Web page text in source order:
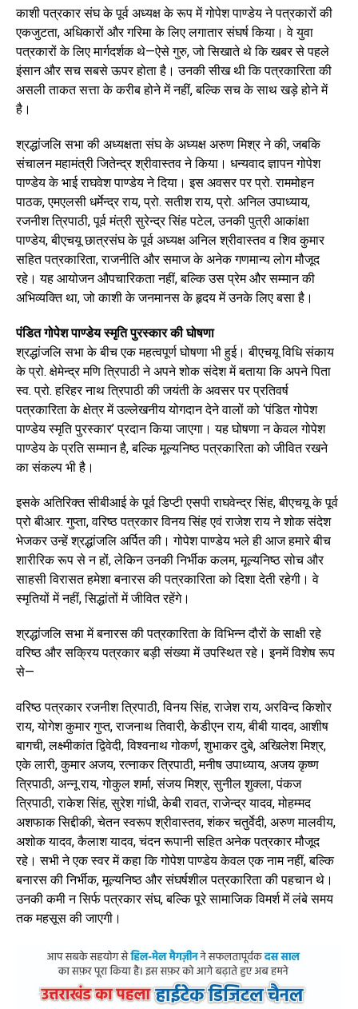
काशी पत्रकार संघ के पूर्व अध्यक्ष के रूप में गोपेश पाण्डेय ने पत्रकारों की
एकजुटता, अधिकारों और गरिमा के लिए लगातार संघर्ष किया। वे युवा
पत्रकारों के लिए मार्गदर्शक थे—ऐसे गुरु, जो सिखाते थे कि खबर से पहले
इंसान और सच सबसे ऊपर होता है। उनकी सीख थी कि पत्रकारिता की
असली ताकत सत्ता के करीब होने में नहीं, बल्कि सच के साथ खड़े होने में
है।
श्रद्धांजलि सभा की अध्यक्षता संघ के अध्यक्ष अरुण मिश्र ने की, जबकि
संचालन महामंत्री जितेन्द्र श्रीवास्तव ने किया। धन्यवाद ज्ञापन गोपेश
पाण्डेय के भाई राघवेश पाण्डेय ने दिया। इस अवसर पर प्रो. राममोहन
पाठक, एमएलसी धर्मेन्द्र राय, प्रो. सतीश राय, प्रो. अनिल उपाध्याय,
रजनीश त्रिपाठी, पूर्व मंत्री सुरेन्द्र सिंह पटेल, उनकी पुत्री आकांक्षा
पाण्डेय, बीएचयू छात्रसंघ के पूर्व अध्यक्ष अनिल श्रीवास्तव व शिव कुमार
सहित पत्रकारिता, राजनीति और समाज के अनेक गणमान्य लोग मौजूद
रहे। यह आयोजन औपचारिकता नहीं, बल्कि उस प्रेम और सम्मान की
अभिव्यक्ति था, जो काशी के जनमानस के हृदय में उनके लिए बसा है।
पंडित गोपेश पाण्डेय स्मृति पुरस्कार की घोषणा
श्रद्धांजलि सभा के बीच एक महत्वपूर्ण घोषणा भी हुई। बीएचयू विधि संकाय
के प्रो. क्षेमेन्द्र मणि त्रिपाठी ने अपने शोक संदेश में बताया कि अपने पिता
स्व. प्रो. हरिहर नाथ त्रिपाठी की जयंती के अवसर पर प्रतिवर्ष
पत्रकारिता के क्षेत्र में उल्लेखनीय योगदान देने वालों को ‘पंडित गोपेश
पाण्डेय स्मृति पुरस्कार’ प्रदान किया जाएगा। यह घोषणा न केवल गोपेश
पाण्डेय के प्रति सम्मान है, बल्कि मूल्यनिष्ठ पत्रकारिता को जीवित रखने
का संकल्प भी है।
इसके अतिरिक्त सीबीआई के पूर्व डिप्टी एसपी राघवेन्द्र सिंह, बीएचयू के पूर्व
प्रो बीआर. गुप्ता, वरिष्ठ पत्रकार विनय सिंह एवं राजेश राय ने शोक संदेश
भेजकर उन्हें श्रद्धांजलि अर्पित की। गोपेश पाण्डेय भले ही आज हमारे बीच
शारीरिक रूप से न हों, लेकिन उनकी निर्भीक कलम, मूल्यनिष्ठ सोच और
साहसी विरासत हमेशा बनारस की पत्रकारिता को दिशा देती रहेगी। वे
स्मृतियों में नहीं, सिद्धांतों में जीवित रहेंगे।
श्रद्धांजलि सभा में बनारस की पत्रकारिता के विभिन्न दौरों के साक्षी रहे
वरिष्ठ और सक्रिय पत्रकार बड़ी संख्या में उपस्थित रहे। इनमें विशेष रूप
से—
वरिष्ठ पत्रकार रजनीश त्रिपाठी, विनय सिंह, राजेश राय, अरविन्द किशोर
राय, योगेश कुमार गुप्त, राजनाथ तिवारी, केडीएन राय, बीबी यादव, आशीष
बागची, लक्ष्मीकांत द्विवेदी, विश्वनाथ गोकर्ण, शुभाकर दुबे, अखिलेश मिश्र,
एके लारी, कुमार अजय, रत्नाकर त्रिपाठी, मनीष उपाध्याय, अजय कृष्ण
त्रिपाठी, अन्नू राय, गोकुल शर्मा, संजय मिश्र, सुनील शुक्ला, पंकज
त्रिपाठी, राकेश सिंह, सुरेश गांधी, केबी रावत, राजेन्द्र यादव, मोहम्मद
अशफाक सिद्दीकी, चेतन स्वरूप श्रीवास्तव, शंकर चतुर्वेदी, अरुण मालवीय,
अशोक यादव, कैलाश यादव, चंदन रूपानी सहित अनेक पत्रकार मौजूद
रहे। सभी ने एक स्वर में कहा कि गोपेश पाण्डेय केवल एक नाम नहीं, बल्कि
बनारस की निर्भीक, मूल्यनिष्ठ और संघर्षशील पत्रकारिता की पहचान थे।
उनकी कमी न सिर्फ पत्रकार संघ, बल्कि पूरे सामाजिक विमर्श में लंबे समय
तक महसूस की जाएगी।